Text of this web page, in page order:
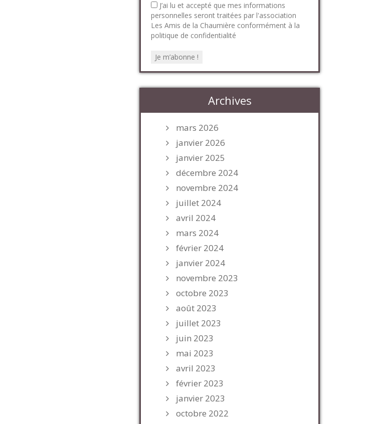
J’ai lu et accepté que mes informations
personnelles seront traitées par l'association
Les Amis de la Chaumière conformément à la
politique de confidentialité
Archives
mars 2026
janvier 2026
janvier 2025
décembre 2024
novembre 2024
juillet 2024
avril 2024
mars 2024
février 2024
janvier 2024
novembre 2023
octobre 2023
août 2023
juillet 2023
juin 2023
mai 2023
avril 2023
février 2023
janvier 2023
octobre 2022